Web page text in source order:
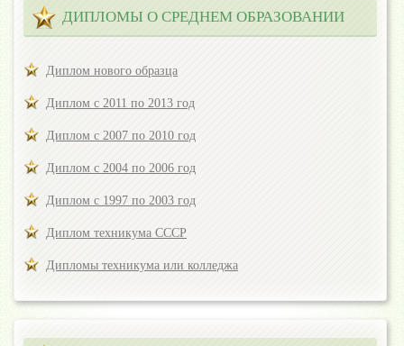
ДИПЛОМЫ О СРЕДНЕМ ОБРАЗОВАНИИ
Диплом нового образца
Диплом с 2011 по 2013 год
Диплом с 2007 по 2010 год
Диплом с 2004 по 2006 год
Диплом с 1997 по 2003 год
Диплом техникума СССР
Дипломы техникума или колледжа